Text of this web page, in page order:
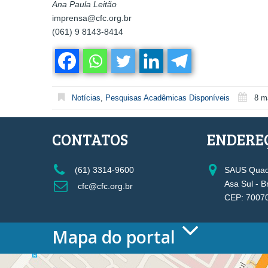
Ana Paula Leitão
imprensa@cfc.org.br
(061) 9 8143-8414
Notícias, Pesquisas Acadêmicas Disponíveis 8
CONTATOS
(61) 3314-9600
cfc@cfc.org.br
SAUS
Asa Sul -
CEP:
Mapa do portal
HOME